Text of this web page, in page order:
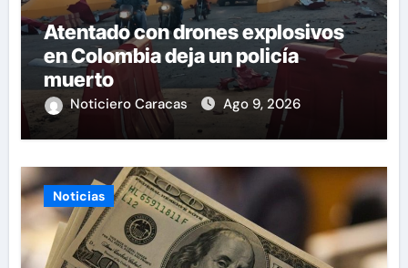
Atentado con drones explosivos
en Colombia deja un policía
muerto
Noticiero Caracas Ago 9, 2026
Noticias